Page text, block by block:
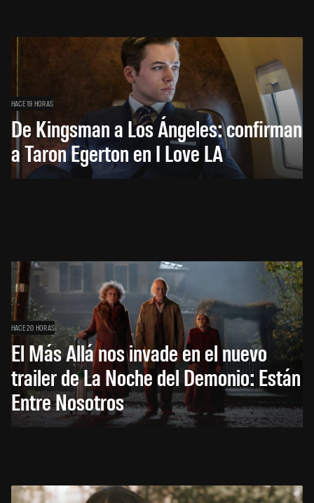
HACE 19 HORAS
De Kingsman a Los Ángeles: confirman
a Taron Egerton en I Love LA
HACE 20 HORAS
El Más Allá nos invade en el nuevo
trailer de La Noche del Demonio: Están
Entre Nosotros